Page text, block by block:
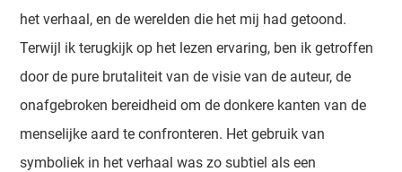
het verhaal, en de werelden die het mij had getoond.
Terwijl ik terugkijk op het lezen ervaring, ben ik getroffen
door de pure brutaliteit van de visie van de auteur, de
onafgebroken bereidheid om de donkere kanten van de
menselijke aard te confronteren. Het gebruik van
symboliek in het verhaal was zo subtiel als een